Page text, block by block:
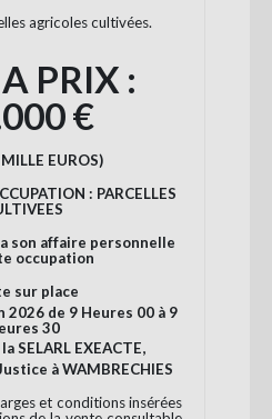
agricoles cultivées.
PRIX :
€
EUROS)
: PARCELLES
son affaire personnelle
occupation
sur place
2026 de 9 Heures 00 à 9
30
SELARL EXEACTE,
à WAMBRECHIES
et conditions insérées